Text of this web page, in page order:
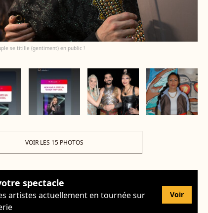
se titille (gentiment) en public !
VOIR LES 15 PHOTOS
spectacle
artistes actuellement en tournée sur
Voir